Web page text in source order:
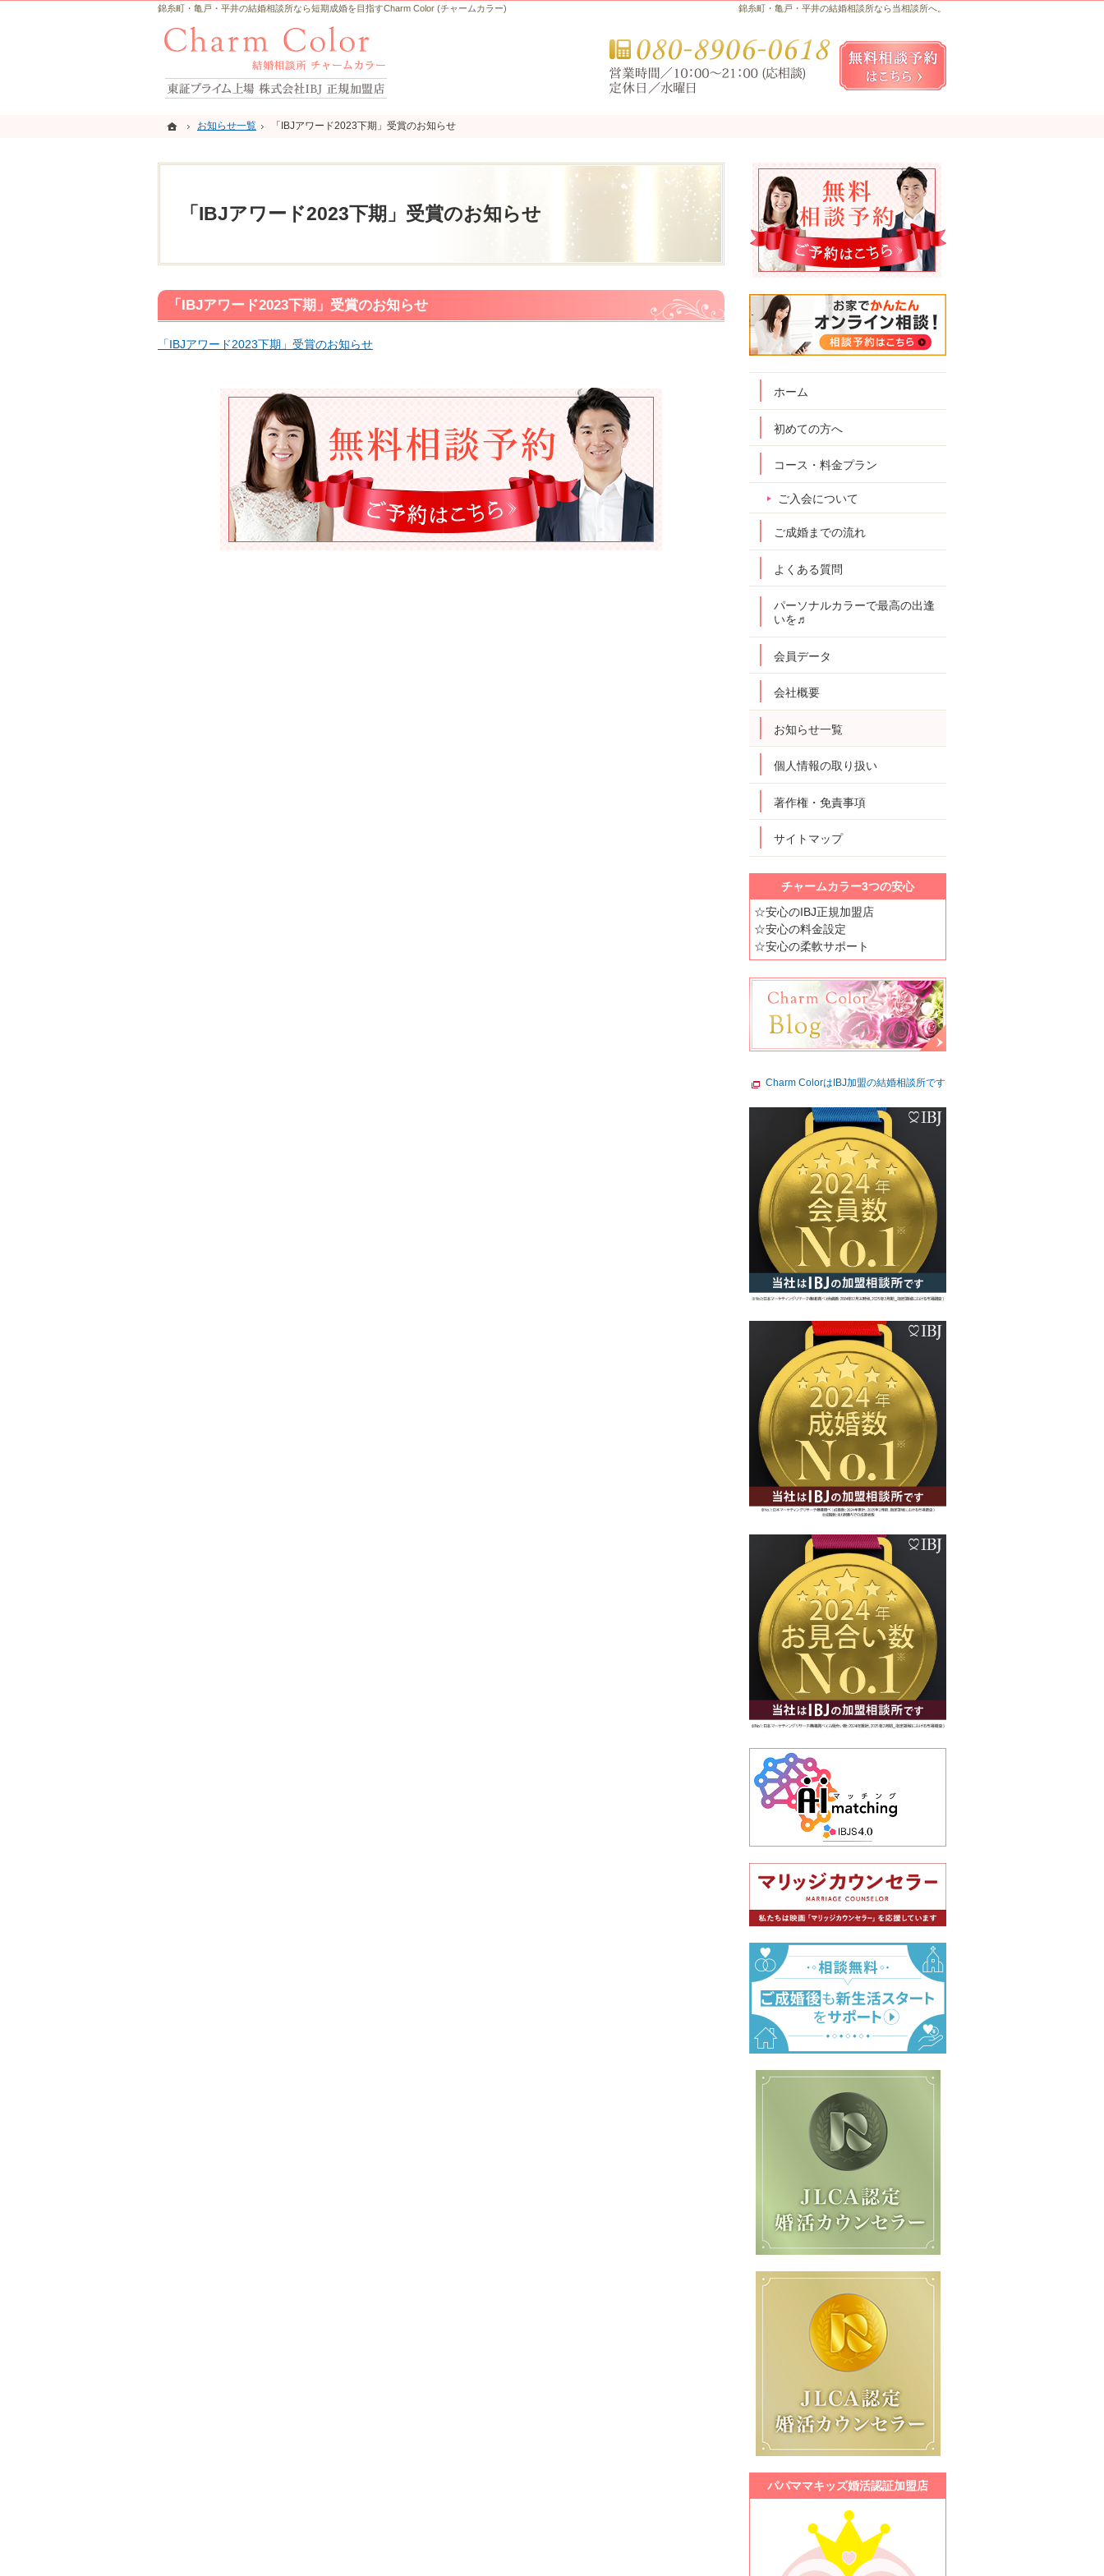
ホーム
お知らせ一覧 「IBJアワード2023下期」受賞のお知らせ
「IBJアワード2023下期」受賞のお知らせ
錦糸町・亀戸・平井の結婚相談所なら当相談所へ。
錦糸町・亀戸・平井の結婚相談所なら短期成婚を目指すCharm Color (チャームカラー)
「IBJアワード2023下期」受賞のお知らせ
「IBJアワード2023下期」受賞のお知らせ
ホーム
初めての方へ
コース・料金プラン
ご入会について
ご成婚までの流れ
よくある質問
パーソナルカラーで最高の出逢
いを♬
会員データ
会社概要
お知らせ一覧
個人情報の取り扱い
著作権・免責事項
サイトマップ
チャームカラー3つの安心
☆安心のIBJ正規加盟店
☆安心の料金設定
☆安心の柔軟サポート
Charm ColorはIBJ加盟の結婚相談所です
パパママキッズ婚活認証加盟店
お気軽にお問合せ・ご相談ください
ホーム
お知らせ一覧 「IBJアワード2023下期」受賞のお知らせ